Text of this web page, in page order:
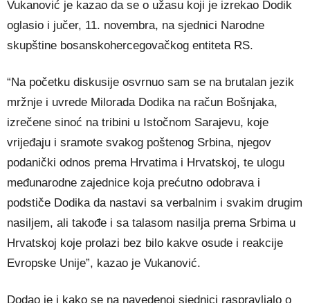
Vukanović je kazao da se o užasu koji je izrekao Dodik
oglasio i jučer, 11. novembra, na sjednici Narodne
skupštine bosanskohercegovačkog entiteta RS.
“Na početku diskusije osvrnuo sam se na brutalan jezik
mržnje i uvrede Milorada Dodika na račun Bošnjaka,
izrečene sinoć na tribini u Istočnom Sarajevu, koje
vrijeđaju i sramote svakog poštenog Srbina, njegov
podanički odnos prema Hrvatima i Hrvatskoj, te ulogu
međunarodne zajednice koja prećutno odobrava i
podstiče Dodika da nastavi sa verbalnim i svakim drugim
nasiljem, ali takođe i sa talasom nasilja prema Srbima u
Hrvatskoj koje prolazi bez bilo kakve osude i reakcije
Evropske Unije”, kazao je Vukanović.
Dodao je i kako se na navedenoj sjednici raspravljalo o